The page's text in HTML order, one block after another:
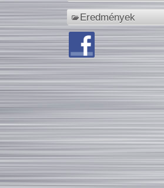
Eredmények